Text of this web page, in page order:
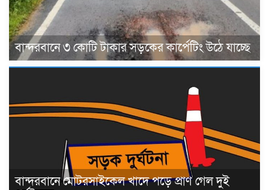
বান্দরবানে ৩ কোটি টাকার সড়কের কার্পেটিং উঠে যাচ্ছে
বান্দরবানে মোটরসাইকেল খাদে পড়ে প্রাণ গেল দুই